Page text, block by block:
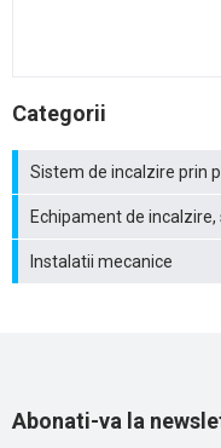
Categorii
Sistem de incalzire prin
Echipament de
Instalatii mecanice
Abonati-va la